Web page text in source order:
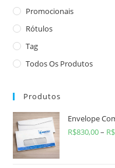
Promocionais
Rótulos
Tag
Todos Os Produtos
Produtos
Envelope
R$830,00– R$